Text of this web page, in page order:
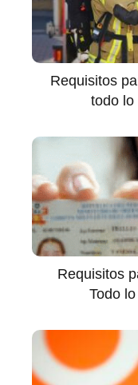
Requisitos
todo lo
Requisitos
Todo